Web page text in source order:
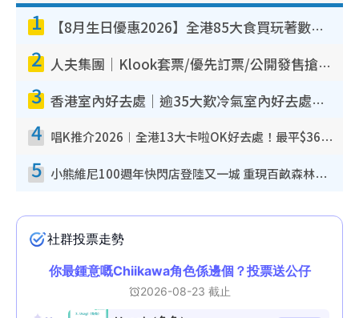
1 【8月生日優惠2026】全港85大食買玩著數攻略 自助餐/火鍋放題同行免費＋誠品/DONKI送現金券
2 人夫集團｜Klook套票/優先訂票/公開發售搶飛攻略！附票價.購票連結.場地座位表
3 香港室內好去處｜逾35大歎冷氣室內好去處推介 室內活動免費避雨無懼落雨
4 唱K推介2026︱全港13大卡啦OK好去處！最平$36起 日文K都有！(附地址+收費詳情)
5 小熊維尼100週年快閃店登陸又一城 重現百畝森林經典場景／獨家限定盲盒登場／專屬DIY香水